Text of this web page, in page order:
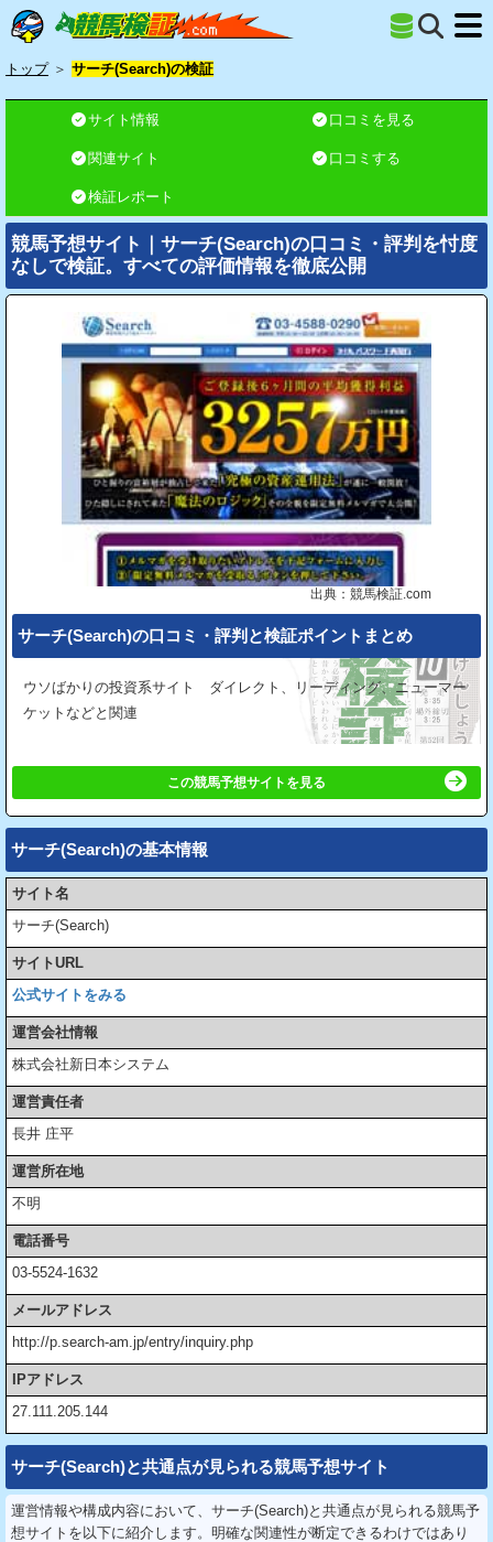
トップ ＞ サーチ(Search)の検証
サイト情報 口コミを見る
関連サイト 口コミする
検証レポート
競馬予想サイト｜サーチ(Search)の口コミ・評判を忖度
なしで検証。すべての評価情報を徹底公開
出典：競馬検証.com
サーチ(Search)の⼝コミ・評判と検証ポイントまとめ
ウソばかりの投資系サイト ダイレクト、リーディング、ニューマー
ケットなどと関連
この競馬予想サイトを見る
サーチ(Search)の基本情報
サイト名
サーチ(Search)
サイトURL
公式サイトをみる
運営会社情報
株式会社新日本システム
運営責任者
長井 庄平
運営所在地
不明
電話番号
03-5524-1632
メールアドレス
http://p.search-am.jp/entry/inquiry.php
IPアドレス
27.111.205.144
サーチ(Search)と共通点が見られる競馬予想サイト
運営情報や構成内容において、サーチ(Search)と共通点が見られる競馬予
想サイトを以下に紹介します。明確な関連性が断定できるわけではあり